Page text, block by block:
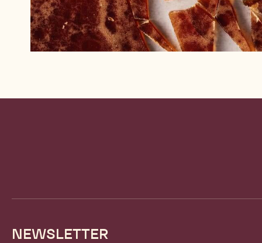
NEWSLETTER